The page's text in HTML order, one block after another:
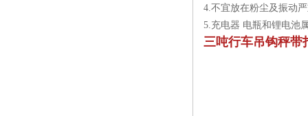
4.不宜放在粉尘及振动
5.充电器 电瓶和锂电池
三吨行车吊钩秤带